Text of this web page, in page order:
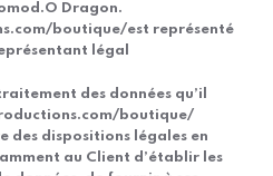
Dragon.
boutique/est représenté
légal
des données qu’il
boutique/
des dispositions légales en
au Client d’établir les